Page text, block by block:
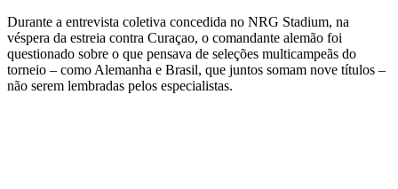
Durante a entrevista coletiva concedida no NRG Stadium, na
véspera da estreia contra Curaçao, o comandante alemão foi
questionado sobre o que pensava de seleções multicampeãs do
torneio – como Alemanha e Brasil, que juntos somam nove títulos –
não serem lembradas pelos especialistas.